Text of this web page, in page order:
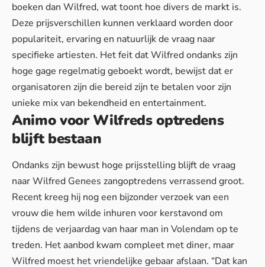
boeken dan Wilfred, wat toont hoe divers de markt is.
Deze prijsverschillen kunnen verklaard worden door
populariteit, ervaring en natuurlijk de vraag naar
specifieke artiesten. Het feit dat Wilfred ondanks zijn
hoge gage regelmatig geboekt wordt, bewijst dat er
organisatoren zijn die bereid zijn te betalen voor zijn
unieke mix van bekendheid en entertainment.
Animo voor Wilfreds optredens
blijft bestaan
Ondanks zijn bewust hoge prijsstelling blijft de vraag
naar Wilfred Genees zangoptredens verrassend groot.
Recent kreeg hij nog een bijzonder verzoek van een
vrouw die hem wilde inhuren voor kerstavond om
tijdens de verjaardag van haar man in Volendam op te
treden. Het aanbod kwam compleet met diner, maar
Wilfred moest het vriendelijke gebaar afslaan. “Dat kan